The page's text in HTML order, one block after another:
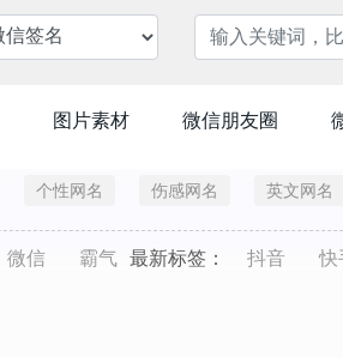
图片素材 微信朋友圈
个性网名 伤感网名 英文网名
微信 霸气 最新标签： 抖音 快